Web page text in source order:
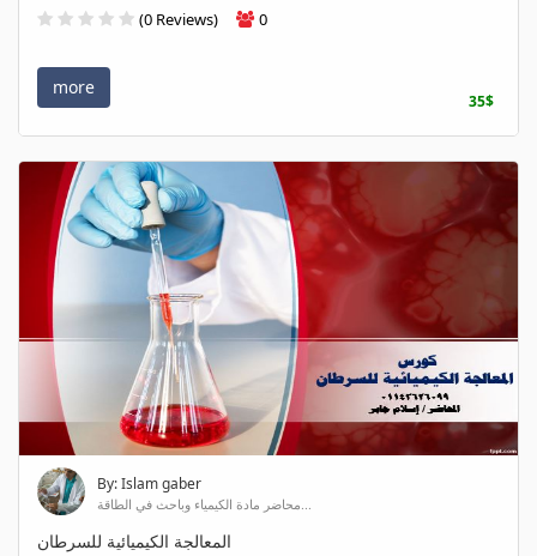
(0 Reviews) 0
more
35$
By: Islam gaber
محاضر مادة الكيمياء وباحث في الطاقة...
المعالجة الكيميائية للسرطان